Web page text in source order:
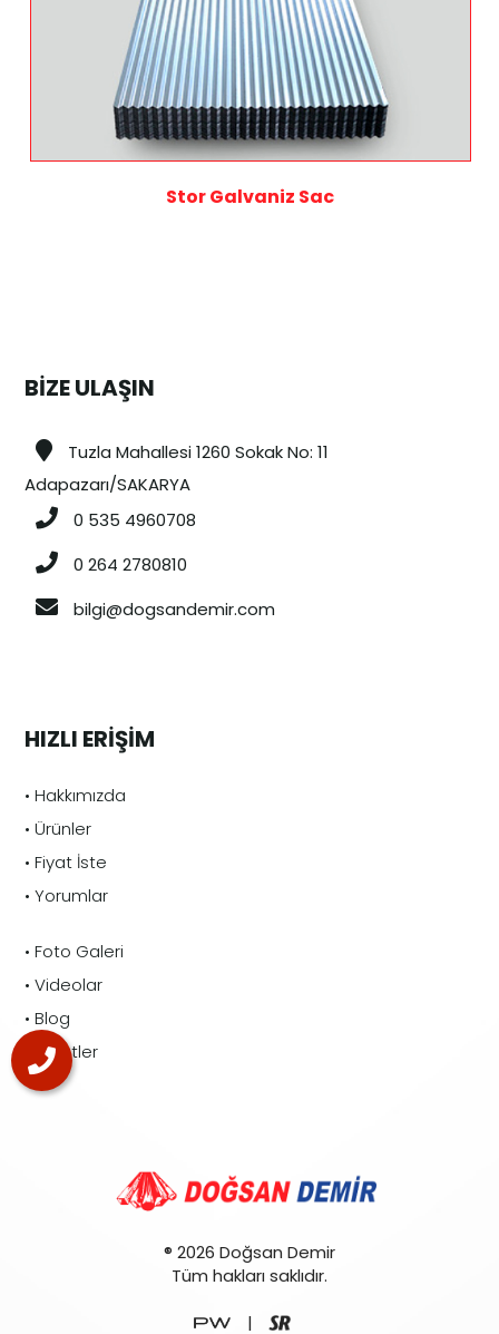
Stor Galvaniz Sac
BİZE ULAŞIN
Tuzla Mahallesi 1260 Sokak No: 11
Adapazarı/SAKARYA
0 535 4960708
0 264 2780810
bilgi@dogsandemir.com
HIZLI ERİŞİM
• Hakkımızda
• Ürünler
• Fiyat İste
• Yorumlar
• Foto Galeri
• Videolar
• Blog
• Etiketler
® 2026 Doğsan Demir
Tüm hakları saklıdır.
|